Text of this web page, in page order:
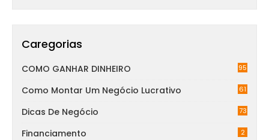
Caregorias
COMO GANHAR DINHEIRO 95
Como Montar Um Negócio Lucrativo 61
Dicas De Negócio 73
Financiamento 2